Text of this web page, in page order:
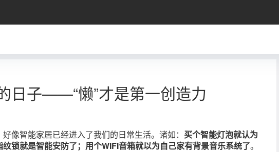
日子——“懒”才是第一创造力
像智能家居已经进入了我们的日常生活。诸如： 买个智能灯泡就认为
锁就是智能安防了；用个WIFI音箱就以为自己家有背景音乐系统了。